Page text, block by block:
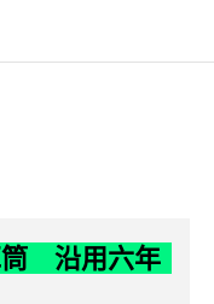
筒 沿用六年